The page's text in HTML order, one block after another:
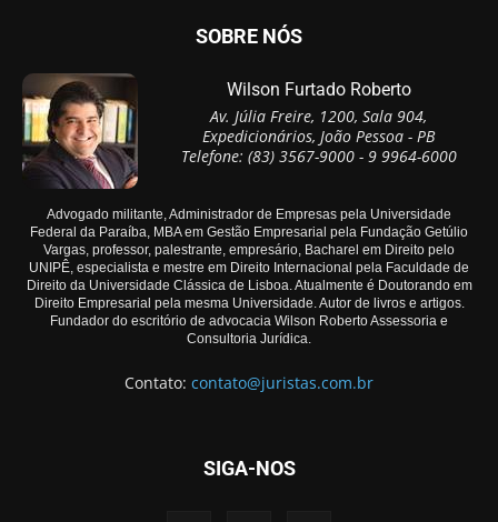
SOBRE NÓS
Wilson Furtado Roberto
Av. Júlia Freire, 1200, Sala 904,
Expedicionários, João Pessoa - PB
Telefone: (83) 3567-9000 - 9 9964-6000
Advogado militante, Administrador de Empresas pela Universidade
Federal da Paraíba, MBA em Gestão Empresarial pela Fundação Getúlio
Vargas, professor, palestrante, empresário, Bacharel em Direito pelo
UNIPÊ, especialista e mestre em Direito Internacional pela Faculdade de
Direito da Universidade Clássica de Lisboa. Atualmente é Doutorando em
Direito Empresarial pela mesma Universidade. Autor de livros e artigos.
Fundador do escritório de advocacia Wilson Roberto Assessoria e
Consultoria Jurídica.
Contato: contato@juristas.com.br
SIGA-NOS